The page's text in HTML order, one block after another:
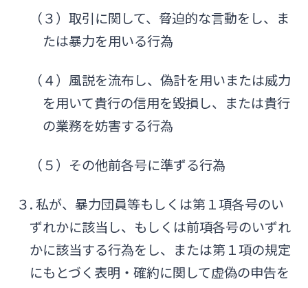
（３）取引に関して、脅迫的な言動をし、ま
たは暴力を用いる行為
（４）風説を流布し、偽計を用いまたは威力
を用いて貴行の信用を毀損し、または貴行
の業務を妨害する行為
（５）その他前各号に準ずる行為
３. 私が、暴力団員等もしくは第１項各号のい
ずれかに該当し、もしくは前項各号のいずれ
かに該当する行為をし、または第１項の規定
にもとづく表明・確約に関して虚偽の申告を